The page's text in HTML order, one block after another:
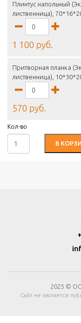
Плинтус напольный
лиственница),
1 100 руб.
Притворная планка
лиственница),
570 руб.
Кол-во
В
2025 ©
Сайт не является